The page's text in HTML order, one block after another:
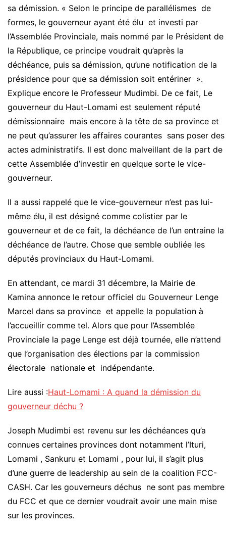
sa démission. « Selon le principe de parallélismes de
formes, le gouverneur ayant été élu et investi par
l’Assemblée Provinciale, mais nommé par le Président de
la République, ce principe voudrait qu’après la
déchéance, puis sa démission, qu’une notification de la
présidence pour que sa démission soit entériner ».
Explique encore le Professeur Mudimbi. De ce fait, Le
gouverneur du Haut-Lomami est seulement réputé
démissionnaire mais encore à la tête de sa province et
ne peut qu’assurer les affaires courantes sans poser des
actes administratifs. Il est donc malveillant de la part de
cette Assemblée d’investir en quelque sorte le vice-
gouverneur.
Il a aussi rappelé que le vice-gouverneur n’est pas lui-
même élu, il est désigné comme colistier par le
gouverneur et de ce fait, la déchéance de l’un entraine la
déchéance de l’autre. Chose que semble oubliée les
députés provinciaux du Haut-Lomami.
En attendant, ce mardi 31 décembre, la Mairie de
Kamina annonce le retour officiel du Gouverneur Lenge
Marcel dans sa province et appelle la population à
l’accueillir comme tel. Alors que pour l’Assemblée
Provinciale la page Lenge est déjà tournée, elle n’attend
que l’organisation des élections par la commission
électorale nationale et indépendante.
Lire aussi :Haut-Lomami : A quand la démission du
gouverneur déchu ?
Joseph Mudimbi est revenu sur les déchéances qu’a
connues certaines provinces dont notamment l’Ituri,
Lomami , Sankuru et Lomami , pour lui, il s’agit plus
d’une guerre de leadership au sein de la coalition FCC-
CASH. Car les gouverneurs déchus ne sont pas membre
du FCC et que ce dernier voudrait avoir une main mise
sur les provinces.